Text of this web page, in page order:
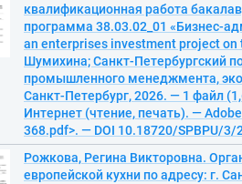
квалификационная работа
программа 38.03.02_01 «Бизнес-
an enterprises investment project
Шумихина; Санкт-Петербургский
промышленного менеджмента,
Санкт-Петербург, 2026. — 1 файл
Интернет (чтение, печать). —
368.pdf>. — DOI 10.18720/SPBPU/
Рожкова, Регина Викторовна.
европейской кухни по адресу: г.